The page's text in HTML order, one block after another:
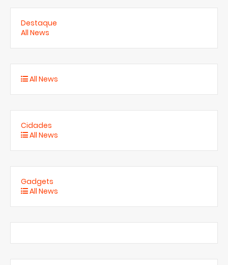
Destaque
All News
All News
Cidades
All News
Gadgets
All News